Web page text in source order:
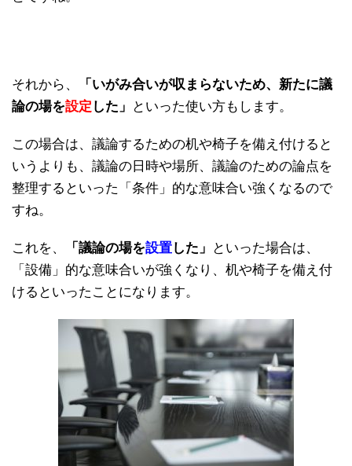
それから、
「いがみ合いが収まらないため、新たに議
論の場を設定 した」 といった使い方もします。
この場合は、議論するための机や椅子を備え付けると
いうよりも、議論の日時や場所、議論のための論点を
整理するといった「条件」的な意味合い強くなるので
すね。
これを、 「議論の場を設置した」
といった場合は、
「設備」的な意味合いが強くなり、机や椅子を備え付
けるといったことになります。